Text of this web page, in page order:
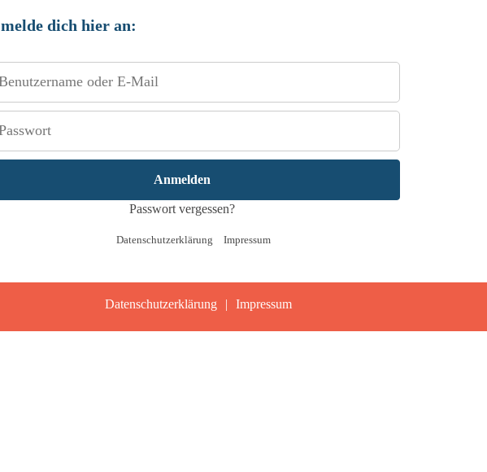
dich hier an:
Passwort vergessen?
Datenschutzerklärung Impressum
Datenschutzerklärung Impressum